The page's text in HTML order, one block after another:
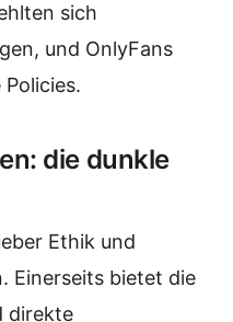
sich
und OnlyFans
die dunkle
Ethik und
Einerseits bietet die
direkte